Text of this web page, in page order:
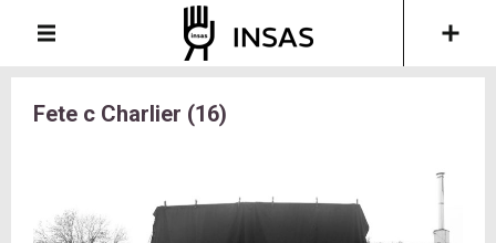
Fete c Charlier (16)